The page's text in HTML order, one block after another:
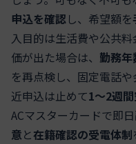
申込を確認し、希望額を
入目的は生活費や公共
価が出た場合は、 勤務
を再点検し、固定電話
近申込は止めて1〜2週
ACマスターカードで即日
意と在籍確認の受電体制